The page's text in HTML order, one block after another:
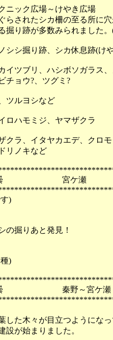
ニック広場～けやき広場
らされたシカ柵の至る所に
掘り跡が多数みられました
シシ掘り跡、シカ休息跡(け
イツブリ、ハシボソガラス
ョウ?、ツグミ?
ツルヨシなど
ロハモミジ、ヤマザクラ
クラ、イタヤカエデ、クロ
ノキなど
(木) 曇 宮ケ瀬
)
の掘りあと発見！
)
木) 曇 秦野～宮ケ
した木々が目立つようにな
設が始まりました。